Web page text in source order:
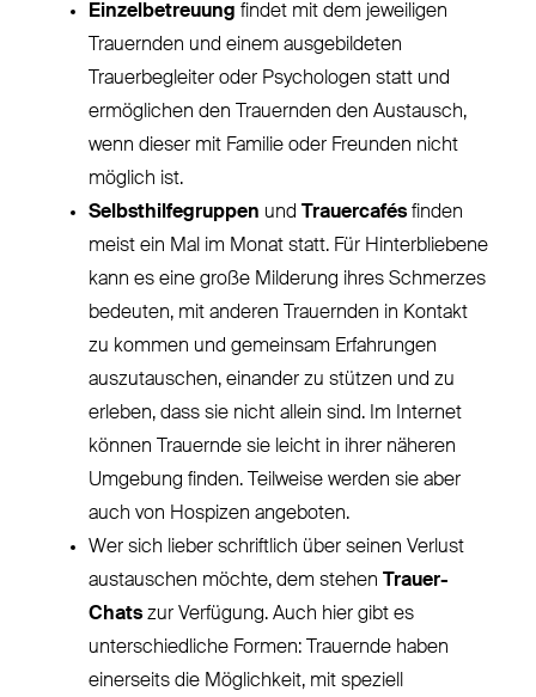
Einzelbetreuung findet mit dem jeweiligen
Trauernden und einem ausgebildeten
Trauerbegleiter oder Psychologen statt und
ermöglichen den Trauernden den Austausch,
wenn dieser mit Familie oder Freunden nicht
möglich ist.
Selbsthilfegruppen undTrauercafés finden
meist ein Mal im Monat statt. Für Hinterbliebene
kann es eine große Milderung ihres Schmerzes
bedeuten, mit anderen Trauernden in Kontakt
zu kommen und gemeinsam Erfahrungen
auszutauschen, einander zu stützen und zu
erleben, dass sie nicht allein sind. Im Internet
können Trauernde sie leicht in ihrer näheren
Umgebung finden. Teilweise werden sie aber
auch von Hospizen angeboten.
Wer sich lieber schriftlich über seinen Verlust
austauschen möchte, dem stehenTrauer-
Chats zur Verfügung. Auch hier gibt es
unterschiedliche Formen: Trauernde haben
einerseits die Möglichkeit, mit speziell